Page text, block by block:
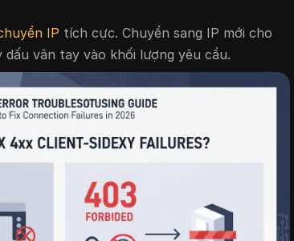
IP tích cực. Chuyển sang IP mới cho
dấu vân tay vào khối lượng yêu cầu.